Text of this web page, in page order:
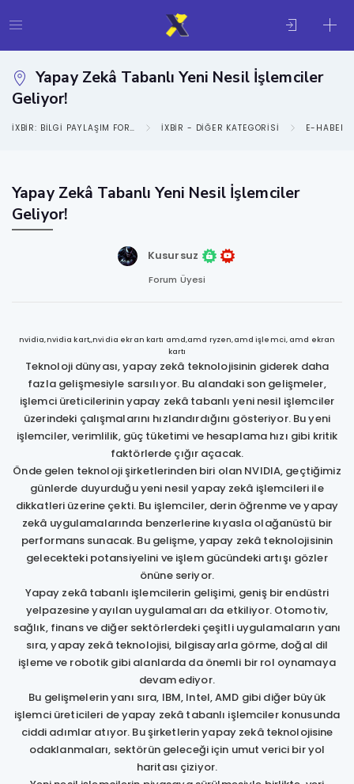
Yapay Zekâ Tabanlı Yeni Nesil İşlemciler
Geliyor!
IXBIR: BILGI PAYLAŞIM FORUMU IXBIR - DIĞER KATEGORISI E-HABER
Yapay Zekâ Tabanlı Yeni Nesil İşlemciler
Geliyor!
Kusursuz
Forum Üyesi
nvidia,nvidia kart,,nvidia ekran kartı amd,amd ryzen,amd işlemci, amd ekran
kartı
Teknoloji dünyası, yapay zekâ teknolojisinin giderek daha
fazla gelişmesiyle sarsılıyor. Bu alandaki son gelişmeler,
işlemci üreticilerinin yapay zekâ tabanlı yeni nesil işlemciler
üzerindeki çalışmalarını hızlandırdığını gösteriyor. Bu yeni
işlemciler, verimlilik, güç tüketimi ve hesaplama hızı gibi kritik
faktörlerde çığır açacak.
Önde gelen teknoloji şirketlerinden biri olan NVIDIA, geçtiğimiz
günlerde duyurduğu yeni nesil yapay zekâ işlemcileri ile
dikkatleri üzerine çekti. Bu işlemciler, derin öğrenme ve yapay
zekâ uygulamalarında benzerlerine kıyasla olağanüstü bir
performans sunacak. Bu gelişme, yapay zekâ teknolojisinin
gelecekteki potansiyelini ve işlem gücündeki artışı gözler
önüne seriyor.
Yapay zekâ tabanlı işlemcilerin gelişimi, geniş bir endüstri
yelpazesine yayılan uygulamaları da etkiliyor. Otomotiv,
sağlık, finans ve diğer sektörlerdeki çeşitli uygulamaların yanı
sıra, yapay zekâ teknolojisi, bilgisayarla görme, doğal dil
işleme ve robotik gibi alanlarda da önemli bir rol oynamaya
devam ediyor.
Bu gelişmelerin yanı sıra, IBM, Intel, AMD gibi diğer büyük
işlemci üreticileri de yapay zekâ tabanlı işlemciler konusunda
ciddi adımlar atıyor. Bu şirketlerin yapay zekâ teknolojisine
odaklanmaları, sektörün geleceği için umut verici bir yol
haritası çiziyor.